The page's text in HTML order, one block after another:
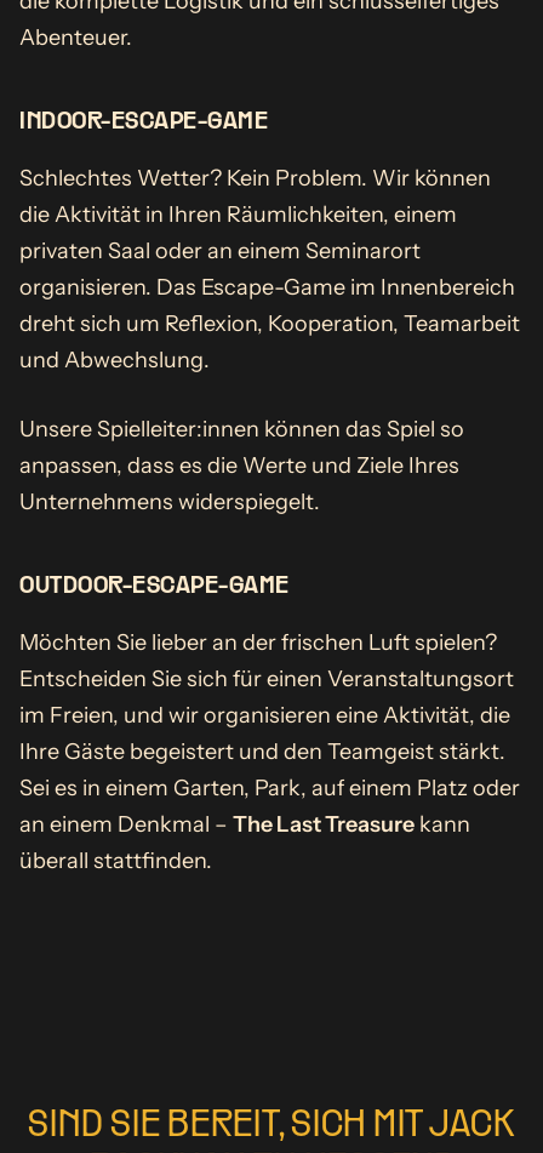
Abenteuer.
INDOOR-ESCAPE-GAME
Schlechtes Wetter? Kein Problem. Wir können
die Aktivität in Ihren Räumlichkeiten, einem
privaten Saal oder an einem Seminarort
organisieren. Das Escape-Game im Innenbereich
dreht sich um Reflexion, Kooperation, Teamarbeit
und Abwechslung.
Unsere Spielleiter:innen können das Spiel so
anpassen, dass es die Werte und Ziele Ihres
Unternehmens widerspiegelt.
OUTDOOR-ESCAPE-GAME
Möchten Sie lieber an der frischen Luft spielen?
Entscheiden Sie sich für einen Veranstaltungsort
im Freien, und wir organisieren eine Aktivität, die
Ihre Gäste begeistert und den Teamgeist stärkt.
Sei es in einem Garten, Park, auf einem Platz oder
an einem Denkmal – The Last Treasure kann
überall stattfinden.
SIND SIE BEREIT, SICH MIT JACK